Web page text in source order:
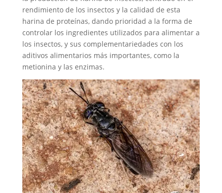
rendimiento de los insectos y la calidad de esta
harina de proteínas, dando prioridad a la forma de
controlar los ingredientes utilizados para alimentar a
los insectos, y sus complementariedades con los
aditivos alimentarios más importantes, como la
metionina y las enzimas.